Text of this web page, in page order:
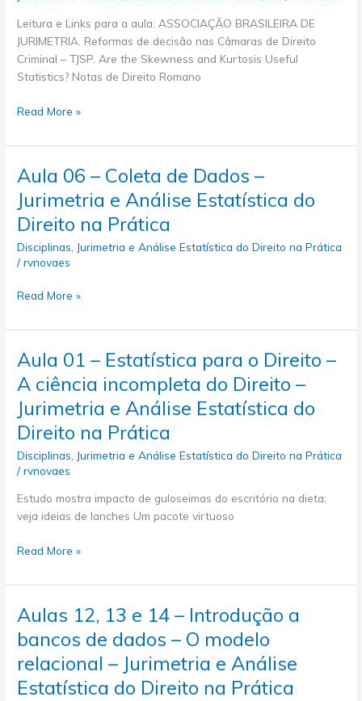
Leitura e Links para a aula: ASSOCIAÇÃO BRASILEIRA DE
JURIMETRIA. Reformas de decisão nas Câmaras de Direito
Criminal – TJSP. Are the Skewness and Kurtosis Useful
Statistics? Notas de Direito Romano
Aula
–
Fundamentais
de
Estatística
Descritiva
–
Medidas
a
Análise
Estatística
do
Direito
Prática
Read More »
Aula 06 – Coleta de Dados –
Jurimetria e Análise Estatística do
Direito na Prática
Disciplinas Jurimetria e Análise Estatística do Direito na Prática
/rvnovaes
Aula
–
de
Dados
–
Jurimetria
e
Análise
Estatística
na
Read More »
Aula 01 – Estatística para o Direito –
A ciência incompleta do Direito –
Jurimetria e Análise Estatística do
Direito na Prática
Disciplinas, Jurimetria e Análise Estatística do Direito na Prática
/rvnovaes
Estudo mostra impacto de guloseimas do escritório na dieta;
veja ideias de lanches Um pacote virtuoso
Aula
–
para
o
Direito
–
A
Read More »
Aulas 12, 13 e 14 – Introdução a
bancos de dados – O modelo
relacional – Jurimetria e Análise
Estatística do Direito na Prática